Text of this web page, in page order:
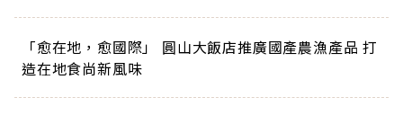
「愈在地，愈國際」 圓山大飯店推廣國產農漁產品 打
造在地食尚新風味